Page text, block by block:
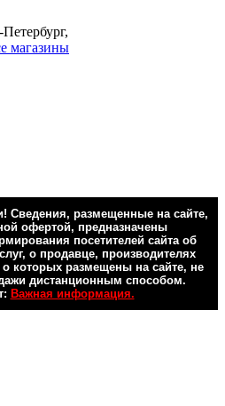
магазины
Сведения, размещенные на сайте,
офертой, предназначены
посетителей сайта об
о продавце, производителях
которых размещены на сайте, не
дистанционным способом.
Важная информация.